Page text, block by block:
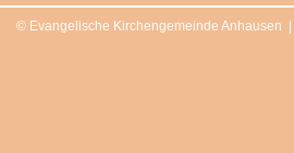
© Evangelische Kirchengemeinde Anhausen